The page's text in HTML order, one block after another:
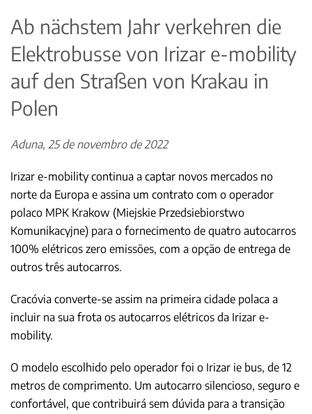
Ab nächstem Jahr verkehren die
Elektrobusse von Irizar e-mobility
auf den Straßen von Krakau in
Polen
Aduna, 25 de novembro de 2022
Irizar e-mobility continua a captar novos mercados no
norte da Europa e assina um contrato com o operador
polaco MPK Krakow (Miejskie Przedsiebiorstwo
Komunikacyjne) para o fornecimento de quatro autocarros
100% elétricos zero emissões, com a opção de entrega de
outros três autocarros.
Cracóvia converte-se assim na primeira cidade polaca a
incluir na sua frota os autocarros elétricos da Irizar e-
mobility.
O modelo escolhido pelo operador foi o Irizar ie bus, de 12
metros de comprimento. Um autocarro silencioso, seguro e
confortável, que contribuirá sem dúvida para a transição